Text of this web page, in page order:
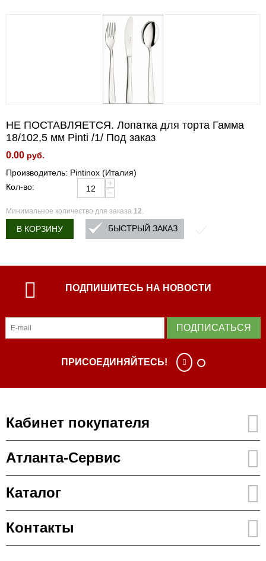
НЕ ПОСТАВЛЯЕТСЯ. Лопатка для торта Гамма
18/102,5 мм Pinti /1/ Под заказ
0.00 руб.
Производитель: Pintinox (Италия)
Кол-во:
+
−
Минимальное количество для заказа 12.
В КОРЗИНУ БЫСТРЫЙ ЗАКАЗ
ПОДПИШИТЕСЬ НА НОВОСТИ
ПОДПИСАТЬСЯ
ПРИСОЕДИНЯЙТЕСЬ!
Кабинет покупателя
Атланта-Сервис
Каталог
Контакты